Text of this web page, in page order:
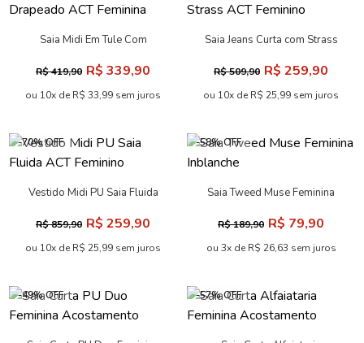
Saia Midi Em Tule Com
R$ 419,90 R$ 339,90
ou 10x de R$ 33,99 sem juros
Saia Jeans Curta com Strass
R$ 509,90 R$ 259,90
ou 10x de R$ 25,99 sem juros
-70% OFF
Vestido Midi PU Saia Fluida
R$ 859,90 R$ 259,90
ou 10x de R$ 25,99 sem juros
-58% OFF
Saia Tweed Muse Feminina
R$ 189,90 R$ 79,90
ou 3x de R$ 26,63 sem juros
-49% OFF -57% OFF